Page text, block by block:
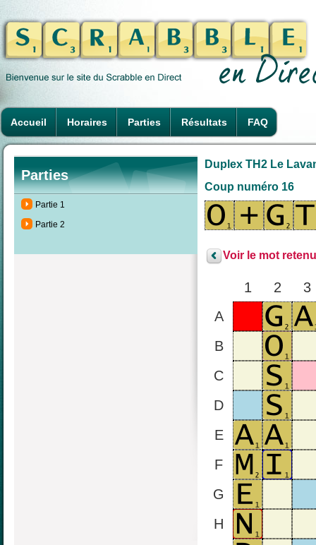
Accueil Horaires Parties Résultats FAQ
Parties
Partie 1
Partie 2
Duplex TH2 Le
Coup numéro 16
Voir le mot
1 2
3
A
B
C
D
E
F
G
H